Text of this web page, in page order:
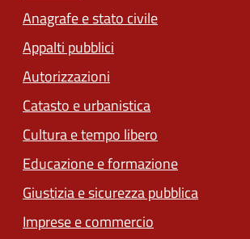
Anagrafe e stato civile
Appalti pubblici
Autorizzazioni
Catasto e urbanistica
Cultura e tempo libero
Educazione e formazione
Giustizia e sicurezza pubblica
Imprese e commercio